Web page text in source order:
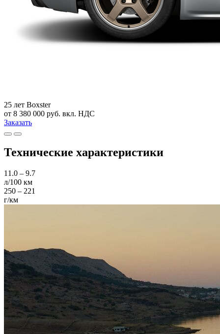
25 лет Boxster
от 8 380 000 руб. вкл. НДС
Заказать
Технические характеристики
11.0 – 9.7
л/100 км
250 – 221
г/км